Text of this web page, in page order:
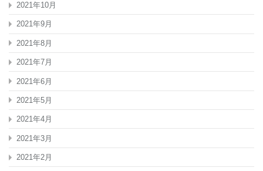
2021年10月
2021年9月
2021年8月
2021年7月
2021年6月
2021年5月
2021年4月
2021年3月
2021年2月